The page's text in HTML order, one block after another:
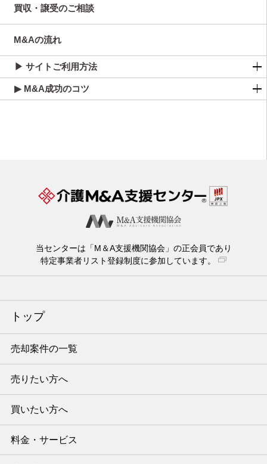
買収・譲受のご相談
M&Aの流れ
▶ サイトご利用方法
▶ M&A成功のコツ
当センターは「M＆A支援機関協会」の正会員であり
特定事業者リスト登録制度に参加しています。
トップ
売却案件の一覧
売りたい方へ
買いたい方へ
料金・サービス